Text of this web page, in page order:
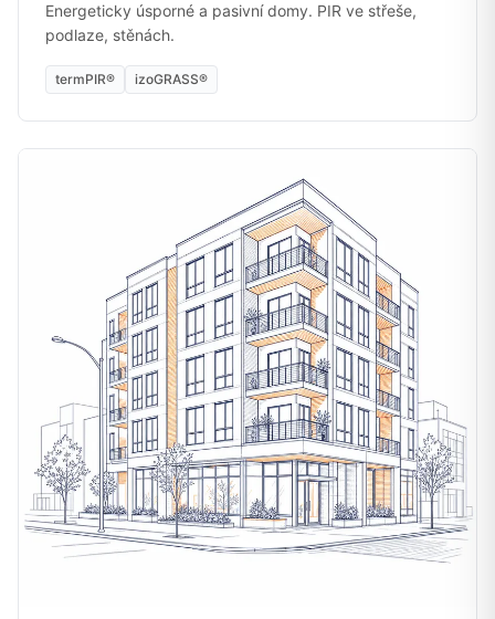
Energeticky úsporné a pasivní domy. PIR ve střeše,
podlaze, stěnách.
termPIR® izoGRASS®